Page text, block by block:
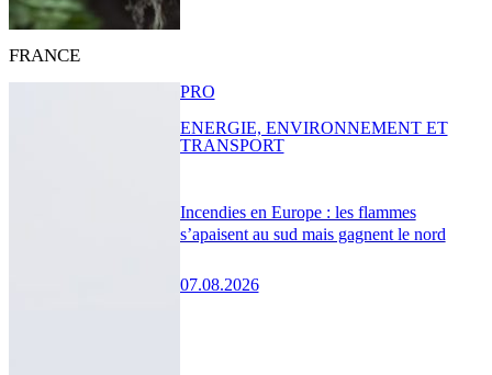
FRANCE
Incendies en Europe : les flammes
s’apaisent au sud mais gagnent le nord
07.08.2026
PRO
ENERGIE, ENVIRONNEMENT ET
TRANSPORT